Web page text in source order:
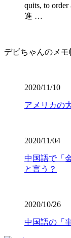
quits, to
進 …
デビちゃんのメ
2020/11/10
アメリカの
2020/11/04
中国語で「
と言う？
2020/10/26
中国語の「